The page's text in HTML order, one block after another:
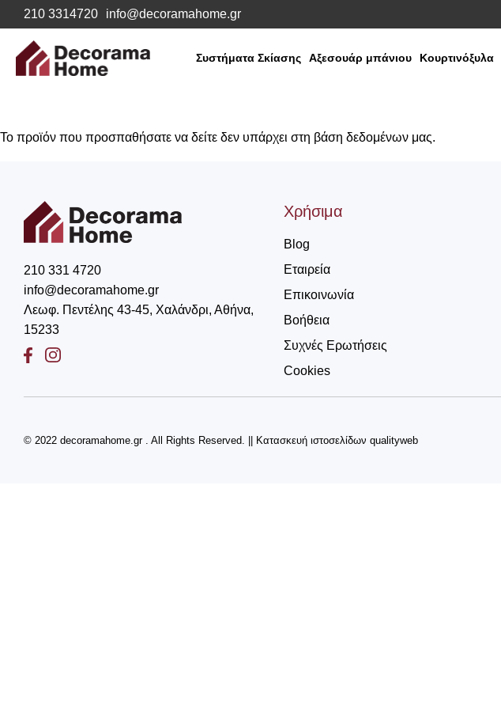
210 3314720 info@decoramahome.gr
Συστήματα Σκίασης Αξεσουάρ μπάνιου Κουρτινόξυλα
Το προϊόν που προσπαθήσατε να δείτε δεν υπάρχει στη βάση δεδομένων μας.
210 331 4720
info@decoramahome.gr
Λεωφ. Πεντέλης 43-45, Χαλάνδρι, Αθήνα,
15233
FacebookInstagram
Χρήσιμα
Blog
Εταιρεία
Επικοινωνία
Βοήθεια
Συχνές Ερωτήσεις
Cookies
© 2022 decoramahome.gr . All Rights Reserved. Κατασκευή ιστοσελίδων qualityweb